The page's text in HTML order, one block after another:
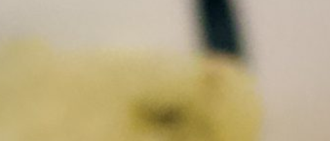
yuca es una raíz rica en carbohidratos complejos, ideal